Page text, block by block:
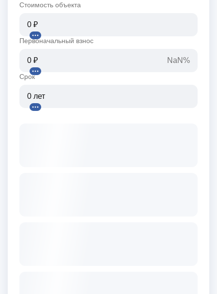
Стоимость объекта
Первоначальный взнос
NaN%
Срок